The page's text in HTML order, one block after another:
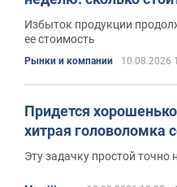
Избыток продукции
ее стоимость
Рынки и компании 10.08.2026
Придется
хитрая головоломка
Эту задачку простой точно